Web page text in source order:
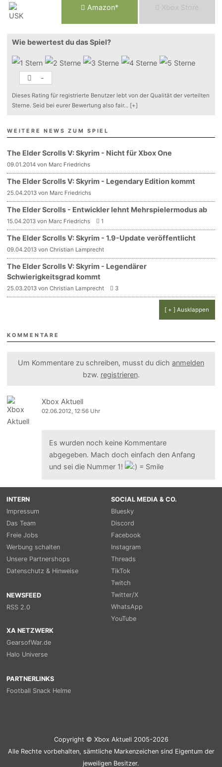
Amazon* Xbox Store
Wie bewertest du das Spiel?
-
Dieses Rating für registrierte Benutzer lebt von der Qualität der verteilten
Sterne. Seid bei eurer Bewertung also fair... [+]
WEITERE NEWS ZUM SPIEL
The Elder Scrolls V: Skyrim - Nicht für Xbox One
09.01.2014 von Marc Friedrichs
The Elder Scrolls V: Skyrim - Legendary Edition kommt
25.04.2013 von Marc Friedrichs
The Elder Scrolls - Entwickler lehnt Mehrspielermodus ab
15.04.2013 von Marc Friedrichs 1
The Elder Scrolls V: Skyrim - 1.9-Update veröffentlicht
09.04.2013 von Christian Lamprecht
The Elder Scrolls V: Skyrim - Legendärer
Schwierigkeitsgrad kommt
25.03.2013 von Christian Lamprecht 3
[ + ] Ausklappen
KOMMENTARE
Um Kommentare zu schreiben, musst du dich anmelden
bzw. registrieren.
Xbox Aktuell
02.06.2012, 12:56 Uhr
Es wurden noch keine Kommentare
abgegeben. Mach doch einfach den Anfang
und sei die Nummer 1!
INTERN
Impressum
Das Team
Freie Jobs
Werbung schalten
Unsere Partnershops
Datenschutz & Hinweise
NEWSFEED
RSS 2.0
SOCIAL MEDIA & CO.
Bluesky
Discord
Facebook
Instagram
Threads
TikTok
Twitch
Twitter/X
WhatsApp
YouTube
XA NETZWERK
GearsofWar.de
Halo Universe
PARTNERLINKS
Football Snack Helme
Copyright © Xbox Aktuell 2005-2026
Alle Rechte vorbehalten, sämtliche Markenzeichen sind Eigentum der
jeweiligen Besitzer.